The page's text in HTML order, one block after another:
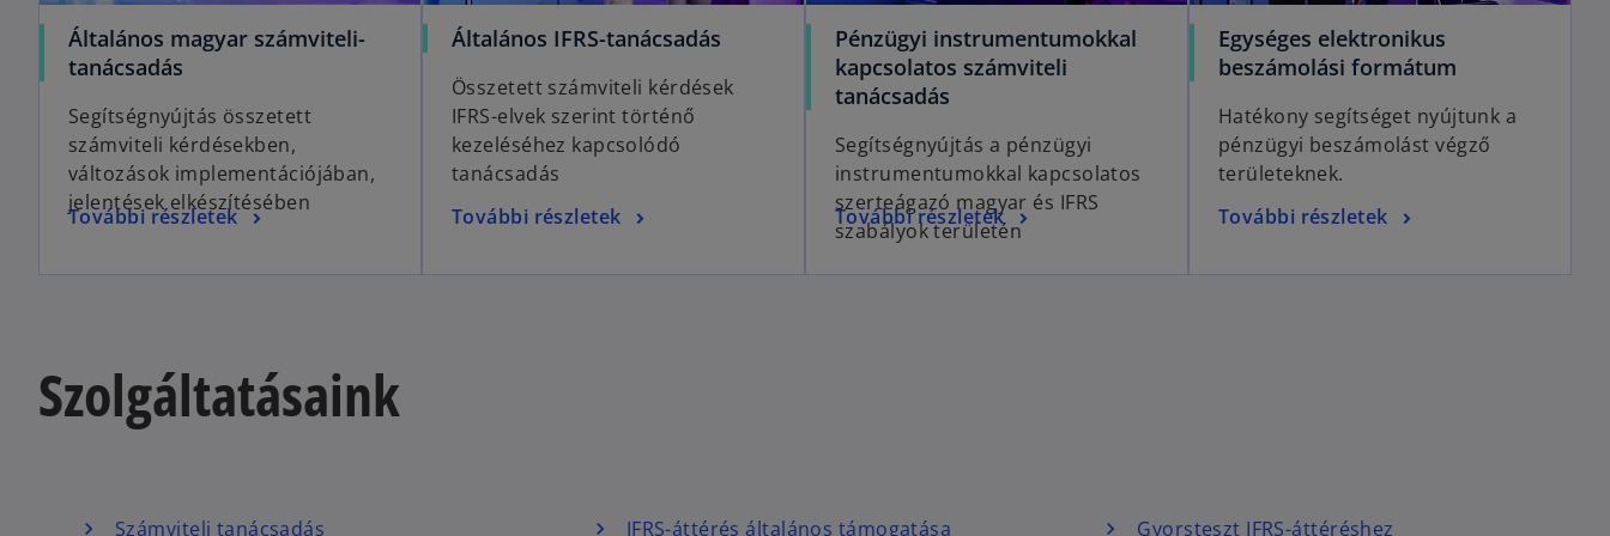
Általános magyar számviteli-
tanácsadás
Segítségnyújtás összetett
számviteli kérdésekben,
változások implementációjában,
jelentések elkészítésében
További részletek
Általános IFRS-tanácsadás
Összetett számviteli kérdések
IFRS-elvek szerint történő
kezeléséhez kapcsolódó
tanácsadás
További részletek
Pénzügyi instrumentumokkal
kapcsolatos számviteli
tanácsadás
Segítségnyújtás a pénzügyi
instrumentumokkal kapcsolatos
szerteágazó magyar és IFRS
szabályok területén
További részletek
Egységes elektronikus
beszámolási formátum
Hatékony segítséget nyújtunk a
pénzügyi beszámolást végző
területeknek.
További részletek
Szolgáltatásaink
Számviteli tanácsadás IFRS-áttérés általános támogatása Gyorsteszt IFRS-áttéréshez